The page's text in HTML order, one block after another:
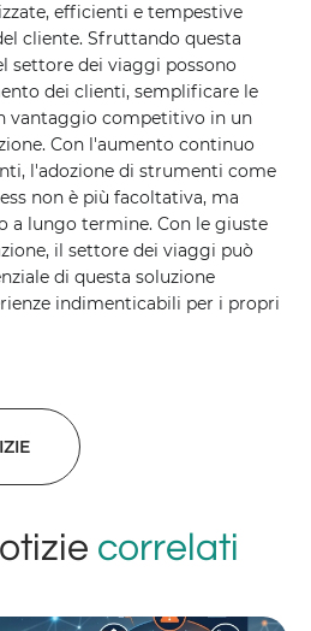
efficienti e tempestive
cliente. Sfruttando questa
settore dei viaggi possono
dei clienti, semplificare le
vantaggio competitivo in un
Con l'aumento continuo
l'adozione di strumenti come
non è più facoltativa, ma
a lungo termine. Con le giuste
il settore dei viaggi può
di questa soluzione
indimenticabili per i propri
correlati